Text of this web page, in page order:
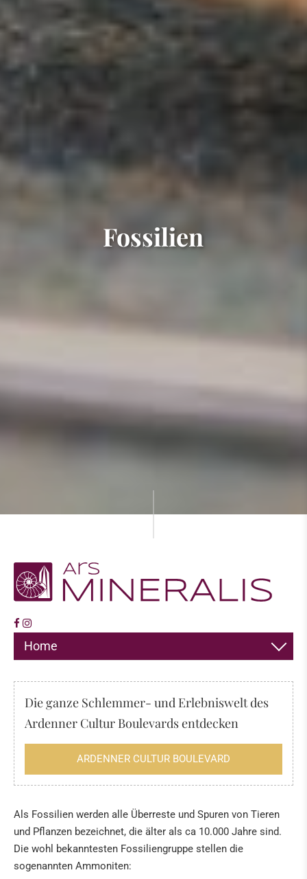
Fossilien
Home
SCHMUCK
RÄUCHERWERK, DÜFTE & MEHR
Fossilien
Die ganze Schlemmer- und Erlebniswelt des
Ardenner Cultur Boulevards entdecken
ARDENNER CULTUR BOULEVARD
Als Fossilien werden alle Überreste und Spuren von Tieren
und Pflanzen bezeichnet, die älter als ca 10.000 Jahre sind.
Die wohl bekanntesten Fossiliengruppe stellen die
sogenannten Ammoniten: